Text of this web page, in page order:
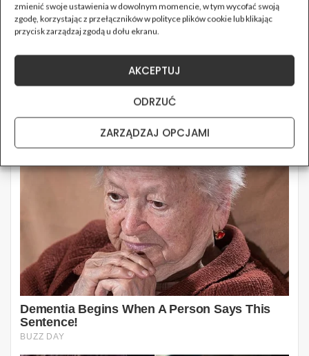
zmienić swoje ustawienia w dowolnym momencie, w tym wycofać swoją
zgodę, korzystając z przełączników w polityce plików cookie lub klikając
przycisk zarządzaj zgodą u dołu ekranu.
AKCEPTUJ
ODRZUĆ
ZARZĄDZAJ OPCJAMI